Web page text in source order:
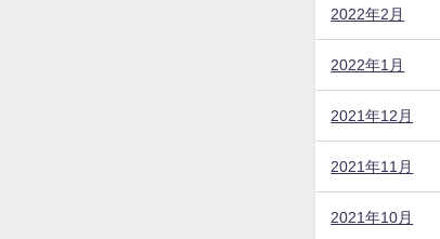
2022年2月
2022年1月
2021年12月
2021年11月
2021年10月